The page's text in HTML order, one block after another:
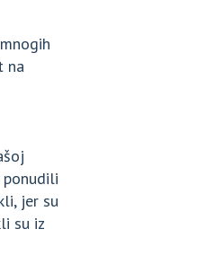
na
jer su
su iz